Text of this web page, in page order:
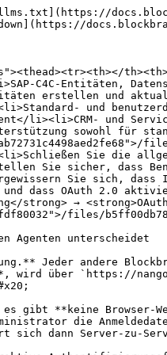
Benutzer klickt auf **Verbinden**, wird über `https://nango.theblockbrain.ai/oauth/callback`zur Anmeldeseite des Anbieters weitergeleitet, stimmt zu und wird mit einem Zugriffstoken zurückgeleitet.&#x20;
>
> **SAP-Integrationen funktionieren anders:** es gibt **keine Browser-Weiterleitung, keinen Zustimmungsbildschirm und auf der SAP-Seite ist keine Callback-URL erforderlich.** Stattdessen stellt ein SAP-Administrator die Anmeldedaten im SAP-Tenant im Voraus aus, und diese Anmeldedaten werden einmalig in die Blockbrain-Connect-UI eingefügt. Der Agent authentifiziert sich dann Server-zu-Server.

Der SAP-C4C-Agent unterstützt zwei nicht-interaktive Authentifizierungsflüsse. Wählen Sie denjenigen, für den Ihr SAP-C4C-Tenant konfiguriert ist:

| Ablauf                                                 | Wann verwenden                                                                                                                                                                                                                                                                | Was der Benutzer bereitstellt                                                                                                                              |
| ------------------------------------------------------ |